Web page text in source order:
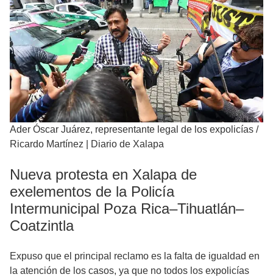
Ader Óscar Juárez, representante legal de los expolicías /
Ricardo Martínez | Diario de Xalapa
Nueva protesta en Xalapa de
exelementos de la Policía
Intermunicipal Poza Rica–Tihuatlán–
Coatzintla
Expuso que el principal reclamo es la falta de igualdad en
la atención de los casos, ya que no todos los expolicías